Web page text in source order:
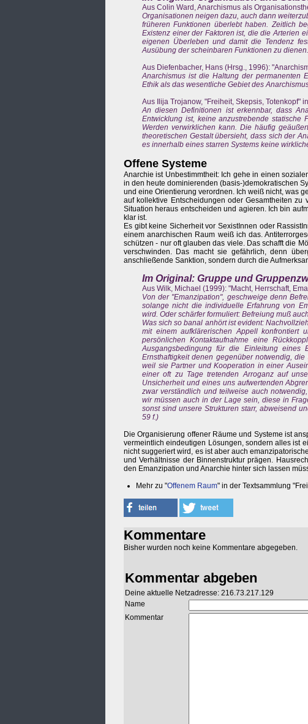
Aus Colin Ward, Anarchismus als
Organisationen neigen dazu, auch dann
früheren Funktionen überlebt haben. Zeitlich
Existenz einer der Faktoren ist, die die Arterien
eigenen Überleben und damit die Tendenz
Ausübung der scheinbaren Funktionen zu dienen.
Aus Diefenbacher, Hans (Hrsg., 1996):
Anarchismus ist die Haltung der permanenten
Ethik als das wesentliche Gebiet des
Aus Ilija Trojanow, "Freiheit, Skepsis, Totenkopf"
An diesen Definitionen ist erkennbar, dass
Entwicklung ist, keine anzustrebende statische
Werden verwirklichen kann. Die häufig
theoretischen Gestalt übersieht, dass sich der
es innerhalb eines starren Systems keine
Offene Systeme
Anarchie ist Unbestimmtheit: Ich gehe in einen
in den heute dominierenden (basis-)demokratischen
und eine Orientierung verordnen. Ich weiß nicht, was
auf kollektive Entscheidungen oder Gesamtheiten
Situation heraus entscheiden und agieren. Ich bin
klar ist.
Es gibt keine Sicherheit vor SexistInnen oder
einem anarchischen Raum weiß ich das.
schützen - nur oft glauben das viele. Das schafft die
verschwinden. Das macht sie gefährlich, denn
anschließende Sanktion, sondern durch die
Im Original: Gruppe und
Aus Wilk, Michael (1999): "Macht, Herrschaft,
Von der "Emanzipation", geschweige denn
solange nicht die individuelle Erfahrung von
wird. Oder schärfer formuliert: Befreiung muß
Was sich so banal anhört ist evident:
mit einem aufklärerischen Appell
persönlichen Kontaktaufnahme eine
Ausgangsbedingung für die Einleitung eines
Ernsthaftigkeit denen gegenüber notwendig,
weil sie Partner und Kooperation in einer
einer oft zu Tage tretenden Arroganz auf
Unsicherheit und eines uns aufwertenden
zwar verständlich und teilweise auch
wir müssen auch in der Lage sein, diese in
sonst sind unsere Strukturen starr, abweisend
59 f.)
Die Organisierung offener Räume und Systeme ist
vermeintlich eindeutigen Lösungen, sondern alles ist
nicht suggeriert wird, es ist aber auch
und Verhältnisse der Binnenstruktur prägen.
den Emanzipation und Anarchie hinter sich lassen
Mehr zu "Offenem Raum" in der Textsammlung
Kommentare
Bisher wurden noch keine Kommentare abgegeben.
Kommentar abgeben
Deine aktuelle Netzadresse: 216.73.217.129
Name
Kommentar